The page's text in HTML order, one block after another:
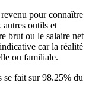
pour connaître
autres outils et
brut ou le salaire net
car la réalité
ou familiale.
fait sur 98.25% du